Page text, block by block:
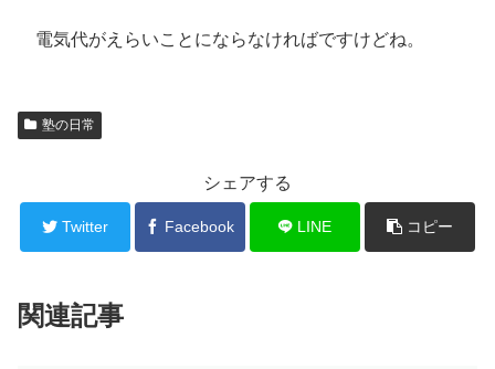
電気代がえらいことにならなければですけどね。
塾の日常
シェアする
Twitter Facebook LINE コピー
関連記事